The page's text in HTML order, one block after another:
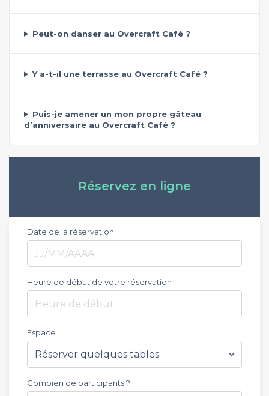
Peut-on danser au Overcraft Café ?
Y a-t-il une terrasse au Overcraft Café ?
Puis-je amener un mon propre gâteau
d’anniversaire au Overcraft Café ?
Réservez en ligne
Date de la réservation
Heure de début de votre réservation
Heure de début
Espace
Combien de participants ?